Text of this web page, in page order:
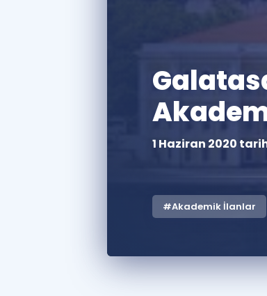
1 Haziran 2020
#Akademik İlanlar